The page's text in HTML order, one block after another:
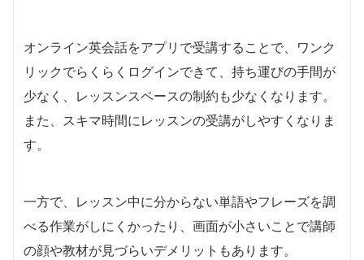
オンライン英会話をアプリで受講することで、ワンク
リックでらくらくログインできて、持ち運びの手間が
少なく、レッスンスペースの制約も少なくなります。
また、スキマ時間にレッスンの受講がしやすくなりま
す。
一方で、レッスン中に分からない単語やフレーズを調
べる作業がしにくかったり、画面が小さいことで講師
の顔や教材が見づらいデメリットもあります。